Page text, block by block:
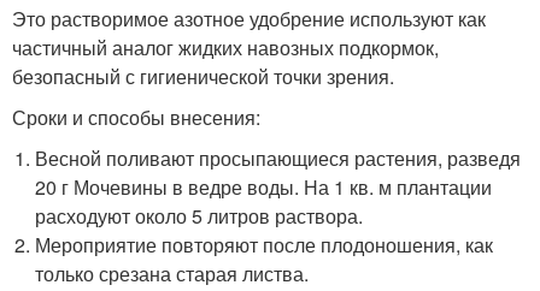
Это растворимое азотное удобрение используют как
частичный аналог жидких навозных подкормок,
безопасный с гигиенической точки зрения.
Сроки и способы внесения:
Весной поливают просыпающиеся растения, разведя
20 г Мочевины в ведре воды. На 1 кв. м плантации
расходуют около 5 литров раствора.
Мероприятие повторяют после плодоношения, как
только срезана старая листва.